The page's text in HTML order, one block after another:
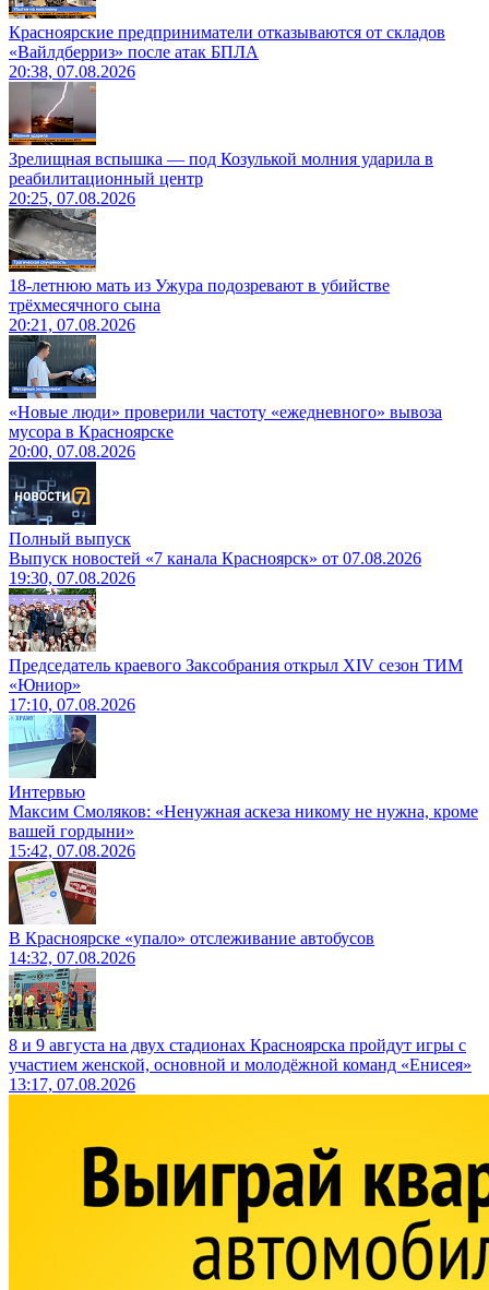
Красноярские предприниматели отказываются от складов
«Вайлдберриз» после атак БПЛА
20:38, 07.08.2026
Зрелищная вспышка — под Козулькой молния ударила в
реабилитационный центр
20:25, 07.08.2026
18-летнюю мать из Ужура подозревают в убийстве
трёхмесячного сына
20:21, 07.08.2026
«Новые люди» проверили частоту «ежедневного» вывоза
мусора в Красноярске
20:00, 07.08.2026
Полный выпуск
Выпуск новостей «7 канала Красноярск» от 07.08.2026
19:30, 07.08.2026
Председатель краевого Заксобрания открыл XIV сезон ТИМ
«Юниор»
17:10, 07.08.2026
Интервью
Максим Смоляков: «Ненужная аскеза никому не нужна, кроме
вашей гордыни»
15:42, 07.08.2026
В Красноярске «упало» отслеживание автобусов
14:32, 07.08.2026
8 и 9 августа на двух стадионах Красноярска пройдут игры с
участием женской, основной и молодёжной команд «Енисея»
13:17, 07.08.2026